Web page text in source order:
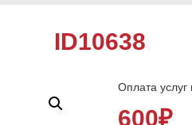
ID10638
Оплата
600₽